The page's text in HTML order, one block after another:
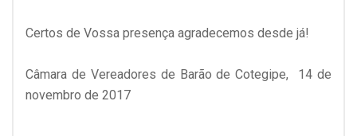
Certos de Vossa presença agradecemos desde já!
Câmara de Vereadores de Barão de Cotegipe, 14 de
novembro de 2017